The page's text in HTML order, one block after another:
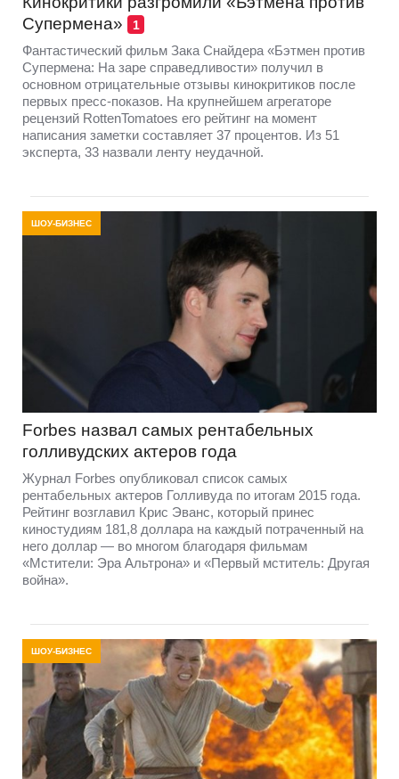
Супермена»
1
Фантастический фильм Зака Снайдера «Бэтмен против
Супермена: На заре справедливости» получил в
основном отрицательные отзывы кинокритиков после
первых пресс-показов. На крупнейшем агрегаторе
рецензий RottenTomatoes его рейтинг на момент
написания заметки составляет 37 процентов. Из 51
эксперта, 33 назвали ленту неудачной.
ШОУ-БИЗНЕС
Forbes назвал самых рентабельных
голливудских актеров года
Журнал Forbes опубликовал список самых
рентабельных актеров Голливуда по итогам 2015 года.
Рейтинг возглавил Крис Эванс, который принес
киностудиям 181,8 доллара на каждый потраченный на
него доллар — во многом благодаря фильмам
«Мстители: Эра Альтрона» и «Первый мститель: Другая
война».
ШОУ-БИЗНЕС